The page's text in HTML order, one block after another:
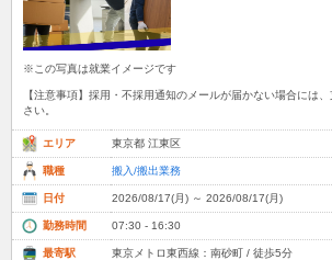
※この写真は就業イメージです
【注意事項】採用・不採用通知のメールが届かない場合には
さい。
エリア 東京都 江東区
職種 搬入/搬出業務
日付 2026/08/17(月) ～ 2026/08/17(月)
勤務時間 07:30 - 16:30
最寄駅 東京メトロ東西線：南砂町 / 徒歩5分